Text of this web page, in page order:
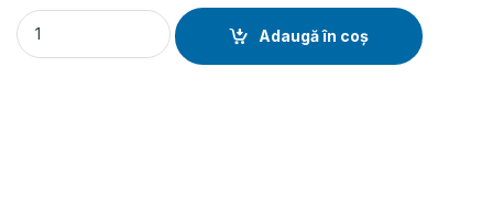
Placa de baza ASUS PRIME B860M-K, LGA 1851, DDR5,
Adaugă în coș